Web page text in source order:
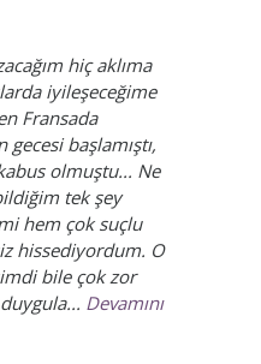
hiç aklıma
iyileşeceğime
Fransada
başlamıştı,
olmuştu... Ne
tek şey
hem çok suçlu
hissediyordum. O
bile çok zor
Devamını